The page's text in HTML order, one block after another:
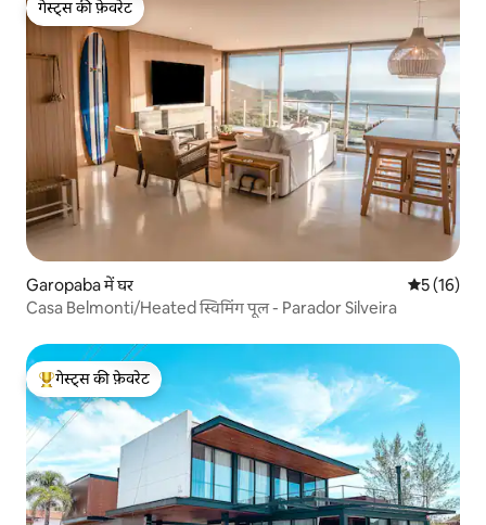
गेस्ट्स की फ़ेवरेट
गेस्ट्स की फ़ेवरेट
Garopaba में घर औसत रेटिंग
5 (16)
Casa Belmonti/Heated स्विमिंग पूल - Parador Silveira
गेस्ट्स का टॉप फ़ेवरेट
गेस्ट्स की फ़ेवरेट